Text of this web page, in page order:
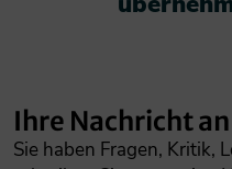
Ihre Nachricht
Sie haben Fragen, Kritik,